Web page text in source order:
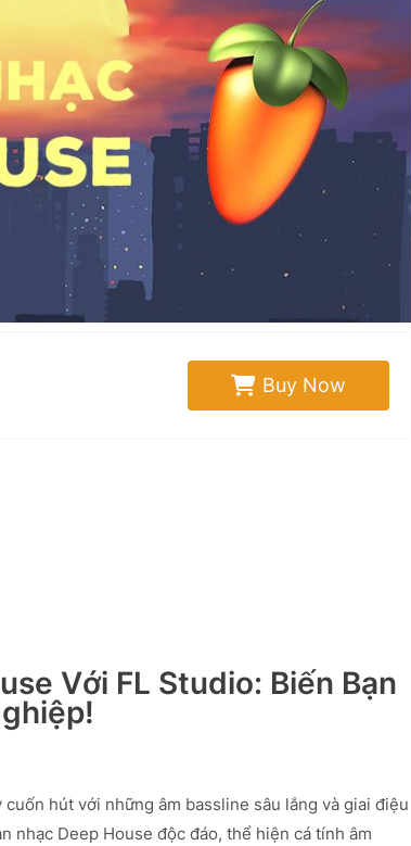
Buy Now
Với FL Studio: Biến Bạn
hút với những âm bassline sâu lắng và giai điệu
nhạc Deep House độc đáo, thể hiện cá tính âm